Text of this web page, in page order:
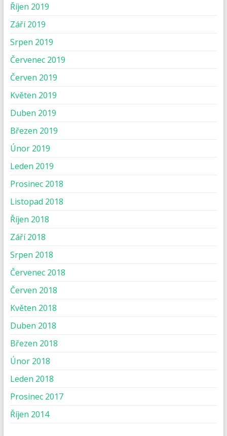
Říjen 2019
Září 2019
Srpen 2019
Červenec 2019
Červen 2019
Květen 2019
Duben 2019
Březen 2019
Únor 2019
Leden 2019
Prosinec 2018
Listopad 2018
Říjen 2018
Září 2018
Srpen 2018
Červenec 2018
Červen 2018
Květen 2018
Duben 2018
Březen 2018
Únor 2018
Leden 2018
Prosinec 2017
Říjen 2014